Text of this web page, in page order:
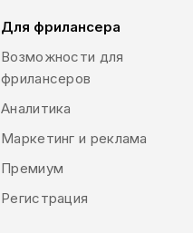
Для фрилансера
Возможности для
фрилансеров
Аналитика
Маркетинг и реклама
Премиум
Регистрация